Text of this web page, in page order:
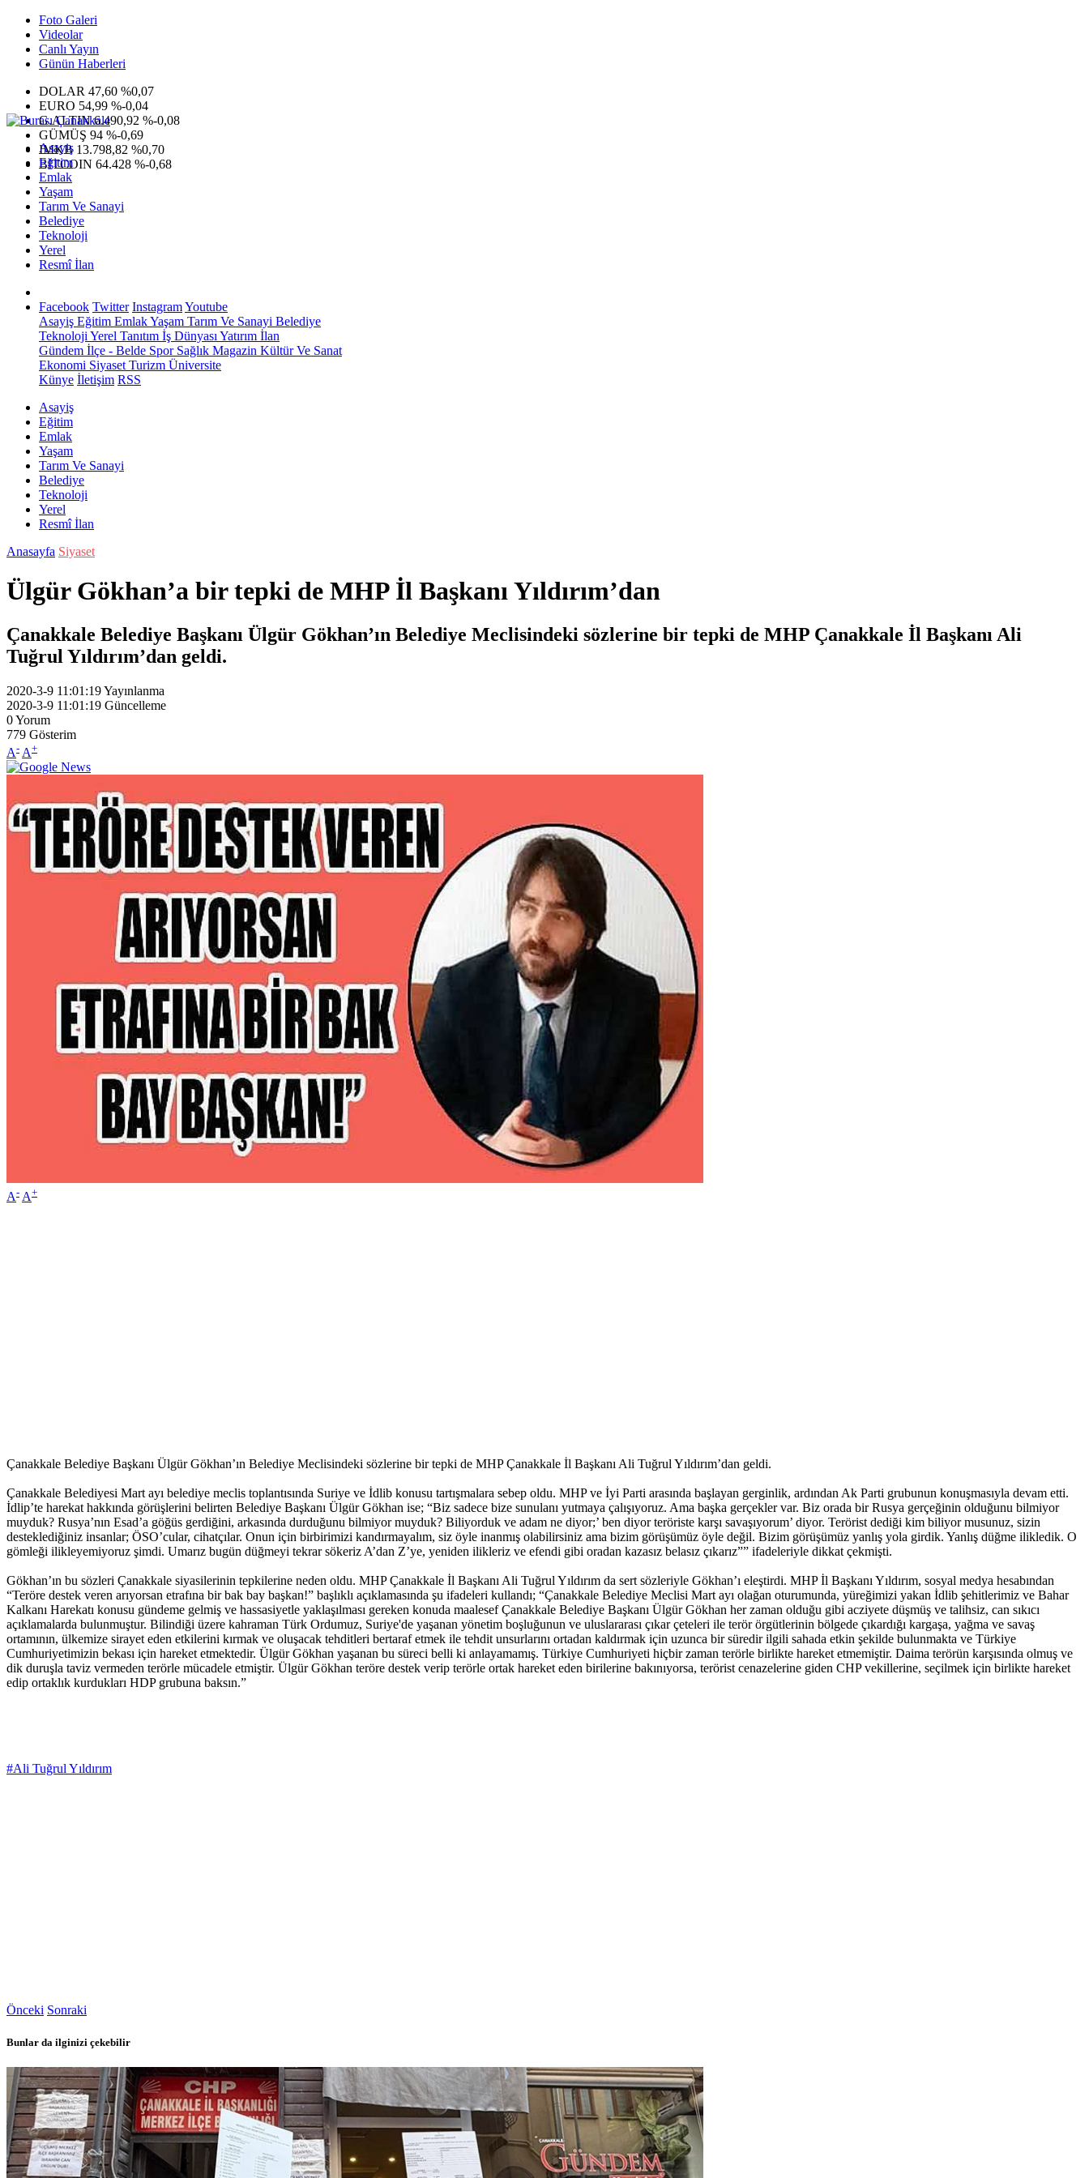
Foto Galeri
Videolar
Canlı Yayın
Günün Haberleri
DOLAR 47,60 %0,07
EURO 54,99 %-0,04
G.ALTIN6.490,92 %-0,08
GÜMÜŞ 94 %-0,69
IMKB 13.798,82 %0,70
BITCOIN 64.428 %-0,68
Asayiş
Eğitim
Emlak
Yaşam
Tarım Ve Sanayi
Belediye
Teknoloji
Yerel
Resmî İlan
Facebook Twitter InstagramYoutube
Asayiş Eğitim EmlakYaşam Tarım Ve Sanayi Belediye
Teknoloji Yerel Tanıtım İş Dünyası Yatırım İlan
Gündem İlçe - Belde SporSağlık Magazin Kültür Ve Sanat
Ekonomi Siyaset Turizm Üniversite
Künye İletişim RSS
Asayiş
Eğitim
Emlak
Yaşam
Tarım Ve Sanayi
Belediye
Teknoloji
Yerel
Resmî İlan
Anasayfa Siyaset
Ülgür Gökhan’a bir tepki de MHP İl Başkanı Yıldırım’dan
Çanakkale Belediye Başkanı Ülgür Gökhan’ın Belediye Meclisindeki sözlerine bir tepki de MHP Çanakkale İl Başkanı Ali
Tuğrul Yıldırım’dan geldi.
2020-3-9 11:01:19Yayınlanma
2020-3-9 11:01:19 Güncelleme
0Yorum
779 Gösterim
A- A+
A- A+
Çanakkale Belediye Başkanı Ülgür Gökhan’ın Belediye Meclisindeki sözlerine bir tepki de MHP Çanakkale İl Başkanı Ali Tuğrul Yıldırım’dan geldi.
Çanakkale Belediyesi Mart ayı belediye meclis toplantısında Suriye ve İdlib konusu tartışmalara sebep oldu. MHP ve İyi Parti arasında başlayan gerginlik, ardından Ak Parti grubunun konuşmasıyla devam etti.
İdlip’te harekat hakkında görüşlerini belirten Belediye Başkanı Ülgür Gökhan ise; “Biz sadece bize sunulanı yutmaya çalışıyoruz. Ama başka gerçekler var. Biz orada bir Rusya gerçeğinin olduğunu bilmiyor
muyduk? Rusya’nın Esad’a göğüs gerdiğini, arkasında durduğunu bilmiyor muyduk? Biliyorduk ve adam ne diyor;’ ben diyor teröriste karşı savaşıyorum’ diyor. Terörist dediği kim biliyor musunuz, sizin
desteklediğiniz insanlar; ÖSO’cular, cihatçılar. Onun için birbirimizi kandırmayalım, siz öyle inanmış olabilirsiniz ama bizim görüşümüz öyle değil. Bizim görüşümüz yanlış yola girdik. Yanlış düğme ilikledik. O
gömleği ilikleyemiyoruz şimdi. Umarız bugün düğmeyi tekrar sökeriz A’dan Z’ye, yeniden ilikleriz ve efendi gibi oradan kazasız belasız çıkarız”” ifadeleriyle dikkat çekmişti.
Gökhan’ın bu sözleri Çanakkale siyasilerinin tepkilerine neden oldu. MHP Çanakkale İl Başkanı Ali Tuğrul Yıldırım da sert sözleriyle Gökhan’ı eleştirdi. MHP İl Başkanı Yıldırım, sosyal medya hesabından
“Teröre destek veren arıyorsan etrafına bir bak bay başkan!” başlıklı açıklamasında şu ifadeleri kullandı; “Çanakkale Belediye Meclisi Mart ayı olağan oturumunda, yüreğimizi yakan İdlib şehitlerimiz ve Bahar
Kalkanı Harekatı konusu gündeme gelmiş ve hassasiyetle yaklaşılması gereken konuda maalesef Çanakkale Belediye Başkanı Ülgür Gökhan her zaman olduğu gibi acziyete düşmüş ve talihsiz, can sıkıcı
açıklamalarda bulunmuştur. Bilindiği üzere kahraman Türk Ordumuz, Suriye'de yaşanan yönetim boşluğunun ve uluslararası çıkar çeteleri ile terör örgütlerinin bölgede çıkardığı kargaşa, yağma ve savaş
ortamının, ülkemize sirayet eden etkilerini kırmak ve oluşacak tehditleri bertaraf etmek ile tehdit unsurlarını ortadan kaldırmak için uzunca bir süredir ilgili sahada etkin şekilde bulunmakta ve Türkiye
Cumhuriyetimizin bekası için hareket etmektedir. Ülgür Gökhan yaşanan bu süreci belli ki anlayamamış. Türkiye Cumhuriyeti hiçbir zaman terörle birlikte hareket etmemiştir. Daima terörün karşısında olmuş ve
dik duruşla taviz vermeden terörle mücadele etmiştir. Ülgür Gökhan teröre destek verip terörle ortak hareket eden birilerine bakınıyorsa, terörist cenazelerine giden CHP vekillerine, seçilmek için birlikte hareket
edip ortaklık kurdukları HDP grubuna baksın.”
#Ali Tuğrul Yıldırım
Önceki Sonraki
Bunlar da ilginizi çekebilir